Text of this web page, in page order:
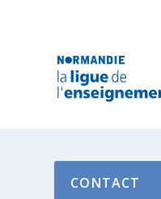
CONTACT